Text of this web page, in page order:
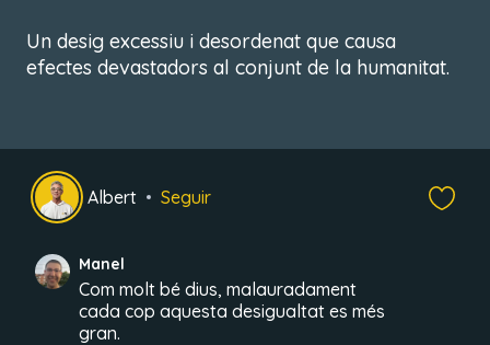
Un desig excessiu i desordenat que causa
efectes devastadors al conjunt de la humanitat.
Albert Seguir
Manel
Com molt bé dius, malauradament
cada cop aquesta desigualtat es més
gran.